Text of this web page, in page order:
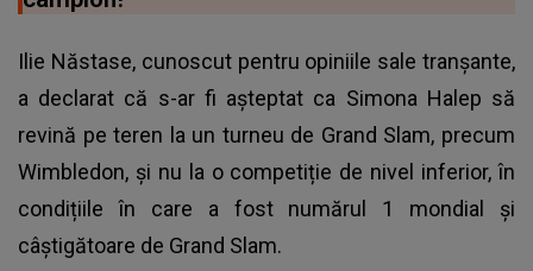
Ilie Năstase, cunoscut pentru opiniile sale tranșante,
a declarat că s-ar fi așteptat ca Simona Halep să
revină pe teren la un turneu de Grand Slam, precum
Wimbledon, și nu la o competiție de nivel inferior, în
condițiile în care a fost numărul 1 mondial și
câștigătoare de Grand Slam.